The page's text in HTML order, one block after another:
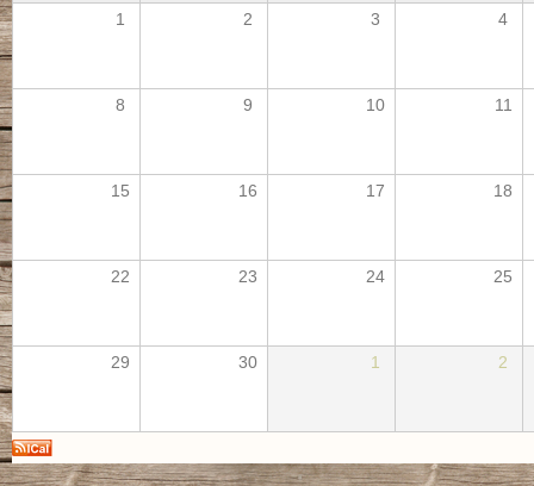
1
2 3 4
8 9 10 11
15 16 17 18
22 23 24 25
29 30 1 2